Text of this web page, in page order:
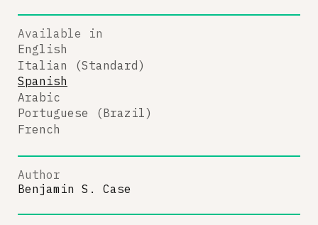
Available in
English
Italian (Standard)
Spanish
Arabic
Portuguese (Brazil)
French
Author
Benjamin S. Case